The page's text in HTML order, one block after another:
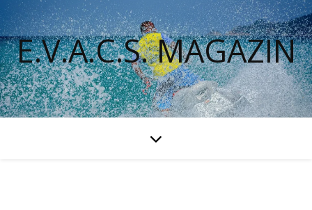
E.V.A.C.S. MAGAZIN